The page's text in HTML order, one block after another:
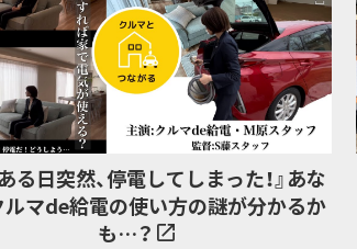
る日突然、停電してしまった！』あな
ルマde給電の使い方の謎が分かるか
も…？